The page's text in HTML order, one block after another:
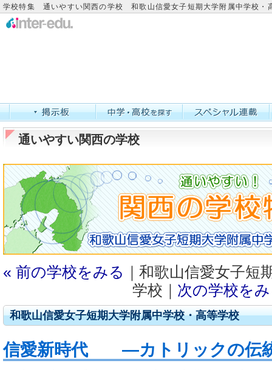
学校特集 通いやすい関西の学校 和歌山信愛女子短期大学附属中学校・
通いやすい関西の学校
« 前の学校をみる ｜和歌山信愛女子短
学校｜ 次の学校を
和歌山信愛女子短期大学附属中学校・高等学校
信愛新時代 ―カトリックの伝